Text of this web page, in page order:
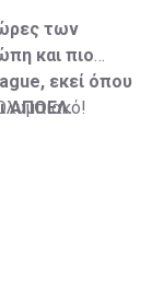
των
και πιο
εκεί όπου
ΑΠΟΕΛ.